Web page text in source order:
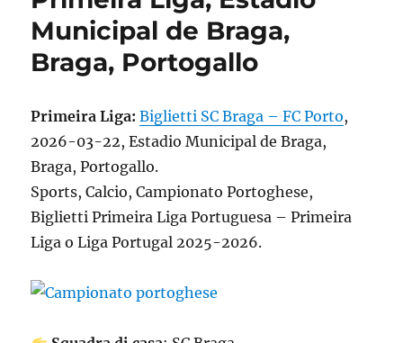
Municipal de Braga,
Braga, Portogallo
Primeira Liga:Biglietti SC Braga – FC Porto,
2026-03-22, Estadio Municipal de Braga,
Braga, Portogallo.
Sports, Calcio, Campionato Portoghese,
Biglietti Primeira Liga Portuguesa – Primeira
Liga o Liga Portugal 2025-2026.